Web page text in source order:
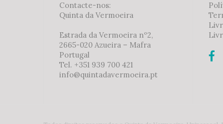
Contacte-nos:
Quinta da Vermoeira
Estrada da Vermoeira nº2,
2665-020 Azueira – Mafra
Portugal
Tel. +351 939 700 421
info@quintadavermoeira.pt